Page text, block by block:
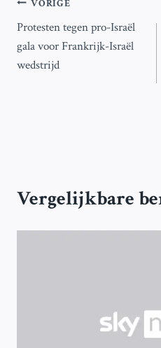
Bericht
navigatie
VORIGE
Protesten tegen pro-Israël
gala voor Frankrijk-Israël
wedstrijd
Vergelijkbare